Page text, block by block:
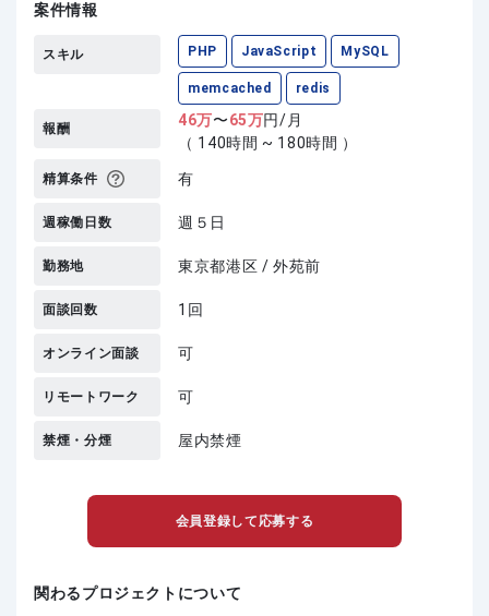
案件情報
スキル PHP JavaScript MySQL
memcached redis
報酬 46万〜65万円/月
（ 140時間 ~ 180時間 ）
精算条件 有
週稼働日数 週５日
勤務地 東京都港区 / 外苑前
面談回数 1回
オンライン面談 可
リモートワーク 可
禁煙・分煙 屋内禁煙
会員登録して応募する
関わるプロジェクトについて